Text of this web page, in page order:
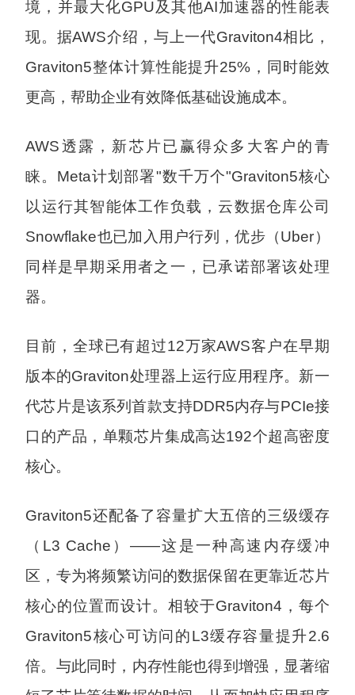
境，并最大化GPU及其他AI加速器的性能表
现。据AWS介绍，与上一代Graviton4相比，
Graviton5整体计算性能提升25%，同时能效
更高，帮助企业有效降低基础设施成本。
AWS透露，新芯片已赢得众多大客户的青
睐。Meta计划部署"数千万个"Graviton5核心
以运行其智能体工作负载，云数据仓库公司
Snowflake也已加入用户行列，优步（Uber）
同样是早期采用者之一，已承诺部署该处理
器。
目前，全球已有超过12万家AWS客户在早期
版本的Graviton处理器上运行应用程序。新一
代芯片是该系列首款支持DDR5内存与PCIe接
口的产品，单颗芯片集成高达192个超高密度
核心。
Graviton5还配备了容量扩大五倍的三级缓存
（L3 Cache）——这是一种高速内存缓冲
区，专为将频繁访问的数据保留在更靠近芯片
核心的位置而设计。相较于Graviton4，每个
Graviton5核心可访问的L3缓存容量提升2.6
倍。与此同时，内存性能也得到增强，显著缩